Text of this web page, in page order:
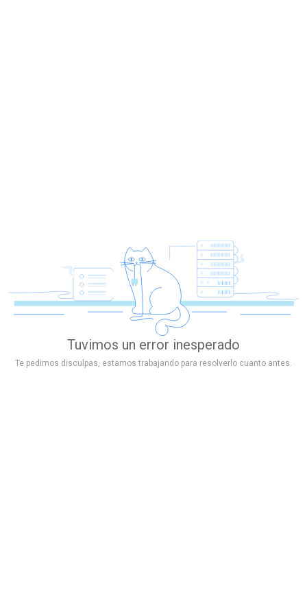
Tuvimos un error inesperado
Te pedimos disculpas, estamos trabajando para resolverlo cuanto antes.